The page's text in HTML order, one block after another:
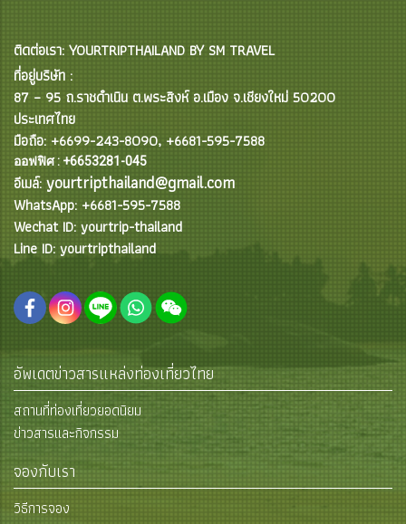
ติดต่อเรา: YOURTRIPTHAILAND BY SM TRAVEL
ที่อยู่บริษัท :
87 – 95 ถ.ราชดำเนิน ต.พระสิงห์ อ.เมือง จ.เชียงใหม่ 50200
ประเทศไทย
มือถือ: +6699-243-8090, +6681-595-7588
ออฟฟิศ : +6653281-045
อีเมล์: yourtripthailand@gmail.com
WhatsApp: +6681-595-7588
Wechat ID: yourtrip-thailand
Line ID: yourtripthailand
อัพเดตข่าวสารแหล่งท่องเที่ยวไทย
สถานที่ท่องเที่ยวยอดนิยม
ข่าวสารและกิจกรรม
จองกับเรา
วิธีการจอง